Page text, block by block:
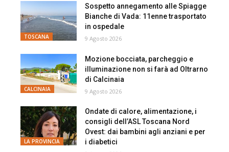
TOSCANA
Sospetto annegamento alle Spiagge
Bianche di Vada: 11enne trasportato
in ospedale
9 Agosto 2026
CALCINAIA
Mozione bocciata, parcheggio e
illuminazione non si farà ad Oltrarno
di Calcinaia
9 Agosto 2026
LA PROVINCIA
Ondate di calore, alimentazione, i
consigli dell’ASL Toscana Nord
Ovest: dai bambini agli anziani e per
i diabetici